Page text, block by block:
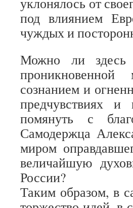
под влиянием
чуждых и
Можно ли здесь
сознанием и
предчувствиях
помянуть с
Самодержца
миром
величайшую
России?
Таким образом, в